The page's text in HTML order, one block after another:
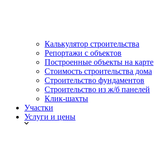
Калькулятор строительства
Репортажи с объектов
Построенные объекты на карте
Стоимость строительства дома
Строительство фундаментов
Строительство из ж/б панелей
Клик-шахты
Участки
Услуги и цены